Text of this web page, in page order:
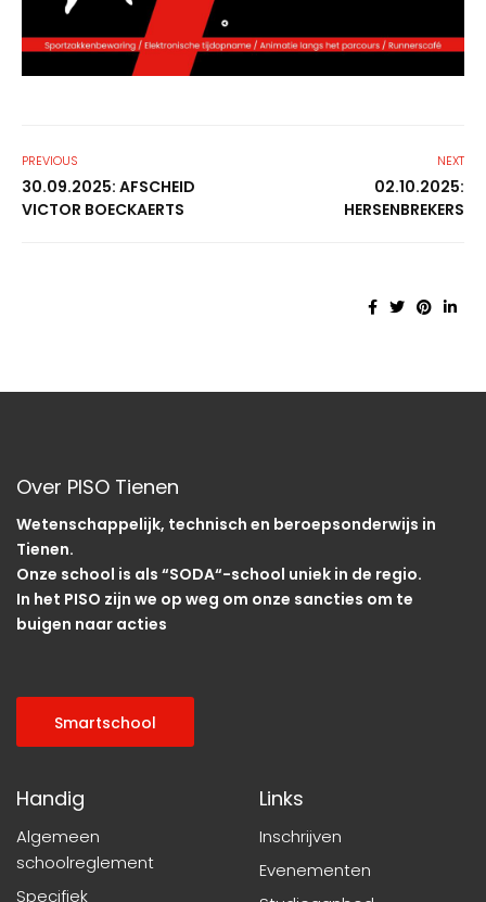
PREVIOUS
30.09.2025: AFSCHEID
VICTOR BOECKAERTS
NEXT
02.10.2025:
HERSENBREKERS
Over PISO Tienen
Wetenschappelijk, technisch en beroepsonderwijs in
Tienen.
Onze school is als “SODA“-school uniek in de regio.
In het PISO zijn we op weg om onze sancties om te
buigen naar acties
Smartschool
Handig
Algemeen
schoolreglement
Specifiek
Links
Inschrijven
Evenementen